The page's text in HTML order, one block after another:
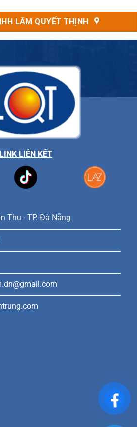
LÂM QUYẾT THỊNH
LINK LIÊN KẾT
Thu - TP. Đà Nẵng